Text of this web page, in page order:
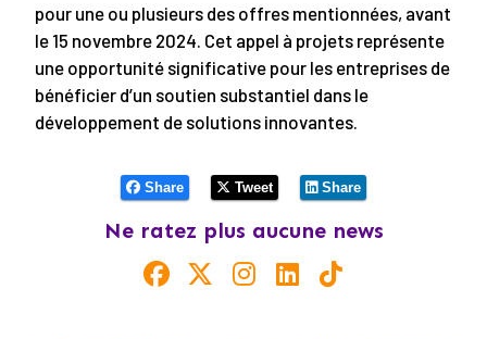
pour une ou plusieurs des offres mentionnées, avant
le 15 novembre 2024. Cet appel à projets représente
une opportunité significative pour les entreprises de
bénéficier d’un soutien substantiel dans le
développement de solutions innovantes.
Share Tweet Share
Ne ratez plus aucune news